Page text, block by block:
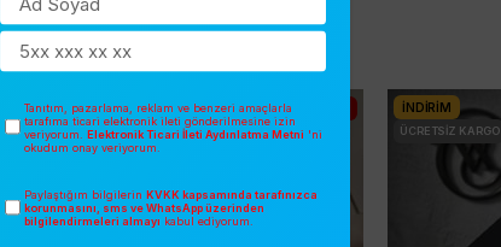
İNDIRIM
ÜCRETSIZ KARGO
SEZONSUZ İNDIRIM
ÜCRETSIZ KARGO
Tanıtım, pazarlama, reklam ve benzeri amaçlarla
tarafıma ticari elektronik ileti gönderilmesine izin
veriyorum. Elektronik Ticari İleti Aydınlatma Metni 'ni
okudum onay veriyorum.
Paylaştığım bilgilerin KVKK kapsamında tarafınızca
korunmasını, sms ve WhatsApp üzerinden
bilgilendirmeleri almayı kabul ediyorum.